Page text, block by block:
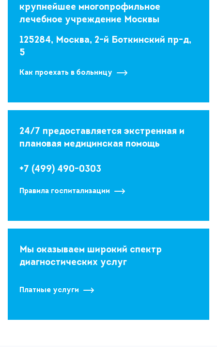
крупнейшее многопрофильное
лечебное учреждение Москвы
125284, Москва, 2-й Боткинский пр-д,
5
Как проехать в больницу
24/7 предоставляется экстренная и
плановая медицинская помощь
+7 (499) 490-0303
Правила госпитализации
Мы оказываем широкий спектр
диагностических услуг
Платные услуги